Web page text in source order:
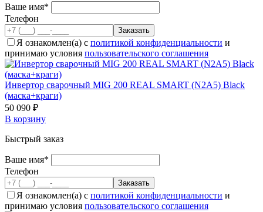
Ваше имя*
Телефон
Я ознакомлен(а) с политикой конфиденциальности и
принимаю условия пользовательского соглашения
Инвертор сварочный MIG 200 REAL SMART (N2A5) Black
(маска+краги)
50 090 ₽
В корзину
Быстрый заказ
Ваше имя*
Телефон
Я ознакомлен(а) с политикой конфиденциальности и
принимаю условия пользовательского соглашения